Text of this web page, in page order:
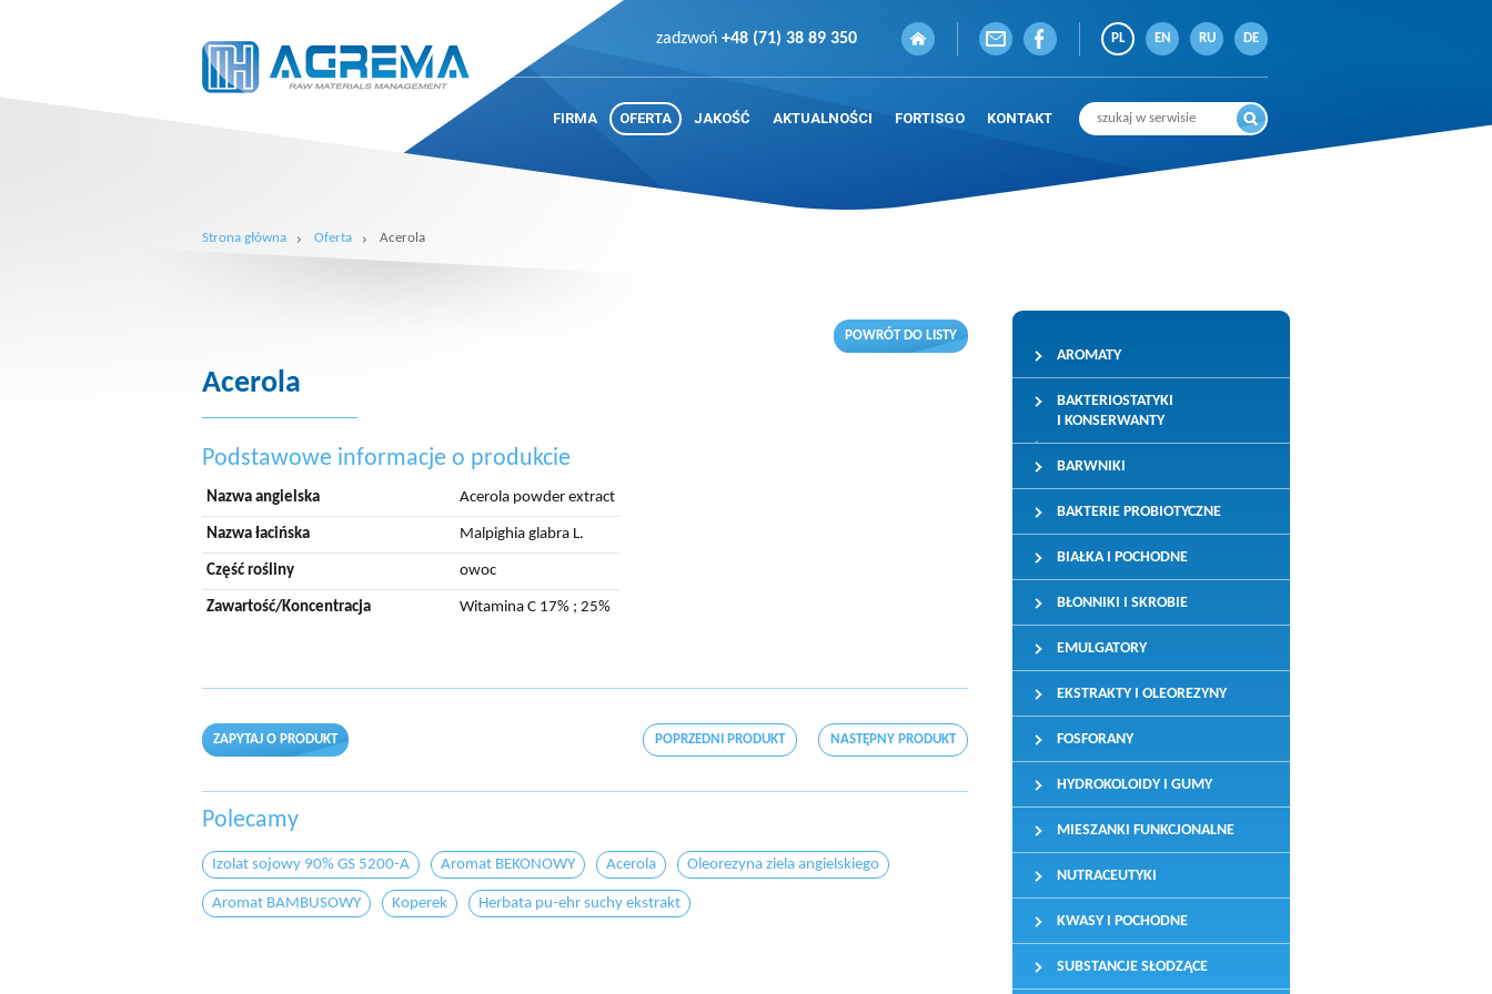
zadzwoń +48 (71) 38 89 350 PL EN RU DE
FIRMA OFERTA JAKOŚĆ AKTUALNOŚCI FORTISGO KONTAKT
Strona główna Oferta Acerola
AROMATY
BAKTERIOSTATYKI
I KONSERWANTY
BARWNIKI
BAKTERIE PROBIOTYCZNE
BIAŁKA I POCHODNE
BŁONNIKI I SKROBIE
EMULGATORY
EKSTRAKTY I OLEOREZYNY
FOSFORANY
HYDROKOLOIDY I GUMY
MIESZANKI FUNKCJONALNE
NUTRACEUTYKI
KWASY I POCHODNE
SUBSTANCJE SŁODZĄCE
POWRÓT DO LISTY
Acerola
Podstawowe informacje o produkcie
Nazwa angielska Acerola powder extract
Nazwa łacińska Malpighia glabra L.
Część rośliny owoc
Zawartość/Koncentracja Witamina C 17% ; 25%
ZAPYTAJ O PRODUKT POPRZEDNI PRODUKT NASTĘPNY PRODUKT
Polecamy
Izolat sojowy 90% GS 5200-A Aromat BEKONOWY Acerola Oleorezyna ziela angielskiego
Aromat BAMBUSOWY Koperek Herbata pu-ehr suchy ekstrakt